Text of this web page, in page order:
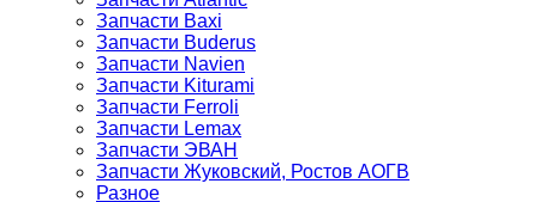
Запчасти Baxi
Запчасти Buderus
Запчасти Navien
Запчасти Kiturami
Запчасти Ferroli
Запчасти Lemax
Запчасти ЭВАН
Запчасти Жуковский, Ростов АОГВ
Разное